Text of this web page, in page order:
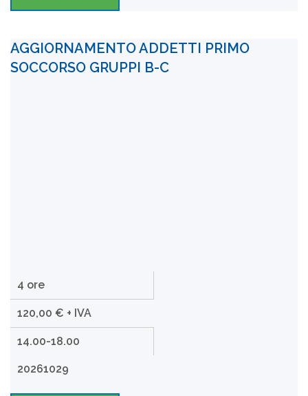
AGGIORNAMENTO ADDETTI PRIMO
SOCCORSO GRUPPI B-C
4 ore
120,00 € + IVA
14.00-18.00
20261029